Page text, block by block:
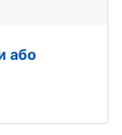
або